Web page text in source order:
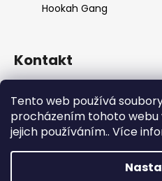
Tento web používá
procházením tohoto webu
jejich používáním.. Více
Hookah Gang
Kontakt
+420 739 522 572
hookah_gang.cz/